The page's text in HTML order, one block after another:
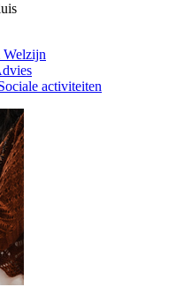
Welzijn
activiteiten